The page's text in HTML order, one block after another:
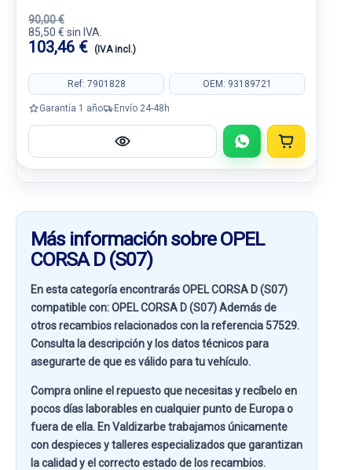
90,00 €
85,50 € sin IVA.
103,46 € (IVA incl.)
Ref: 7901828 OEM: 93189721
Garantía 1 año Envío 24-48h
Más información sobre OPEL
CORSA D (S07)
En esta categoría encontrarás OPEL CORSA D (S07)
compatible con:OPEL CORSA D (S07)Además de
otros recambios relacionados con la referencia 57529.
Consulta la descripción y los datos técnicos para
asegurarte de que es válido para tu vehículo.
Compra online el repuesto que necesitas y recíbelo en
pocos días laborables en cualquier punto de Europa o
fuera de ella. EnValdizarbetrabajamos únicamente
con despieces y talleres especializados que garantizan
la calidad y el correcto estado de los recambios.